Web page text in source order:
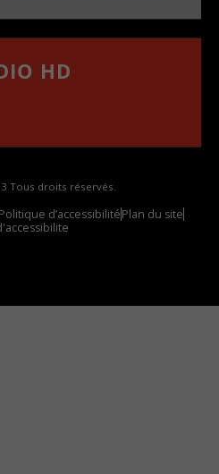
HD
Tous droits réservés.
Politique d’accessibilitéPlan du site